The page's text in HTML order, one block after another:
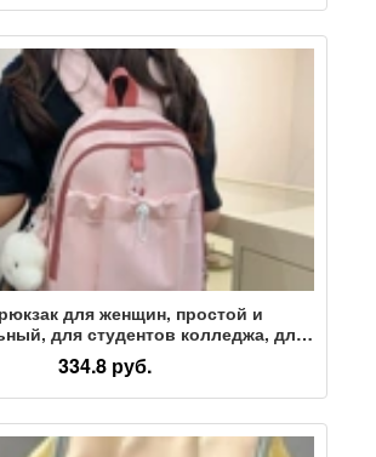
для женщин, простой и
для студентов колледжа, для
рюкзак для путешествий,
прогулок, маленькая школьная
сумка
334.8 руб.